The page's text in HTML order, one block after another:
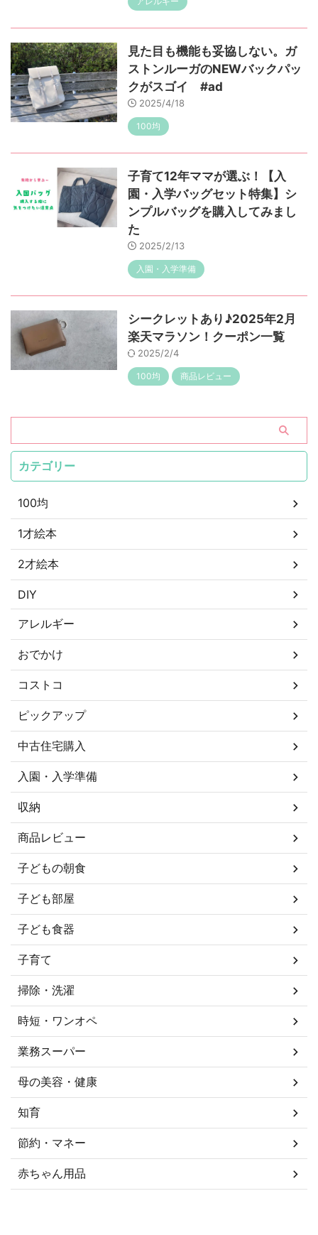
見た目も機能も妥協しない。ガ
ストンルーガのNEWバックパッ
クがスゴイ #ad
2025/4/18
100均
子育て12年ママが選ぶ！【入
園・入学バッグセット特集】シ
ンプルバッグを購入してみまし
た
2025/2/13
入園・入学準備
シークレットあり♪2025年2月
楽天マラソン！クーポン一覧
2025/2/4
100均 商品レビュー
カテゴリー
100均
1才絵本
2才絵本
DIY
アレルギー
おでかけ
コストコ
ピックアップ
中古住宅購入
入園・入学準備
収納
商品レビュー
子どもの朝食
子ども部屋
子ども食器
子育て
掃除・洗濯
時短・ワンオペ
業務スーパー
母の美容・健康
知育
節約・マネー
赤ちゃん用品